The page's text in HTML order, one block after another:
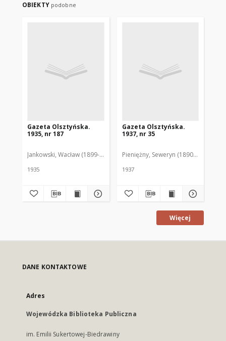
OBIEKTY podobne
Gazeta Olsztyńska.
1935, nr 187
Jankowski, Wacław (1899-1975). Red.
1935
Gazeta Olsztyńska.
1937, nr 35
Pieniężny, Seweryn (1890-1940). Red.
1937
Więcej
DANE KONTAKTOWE
Adres
Wojewódzka Biblioteka Publiczna
im. Emilii Sukertowej-Biedrawiny